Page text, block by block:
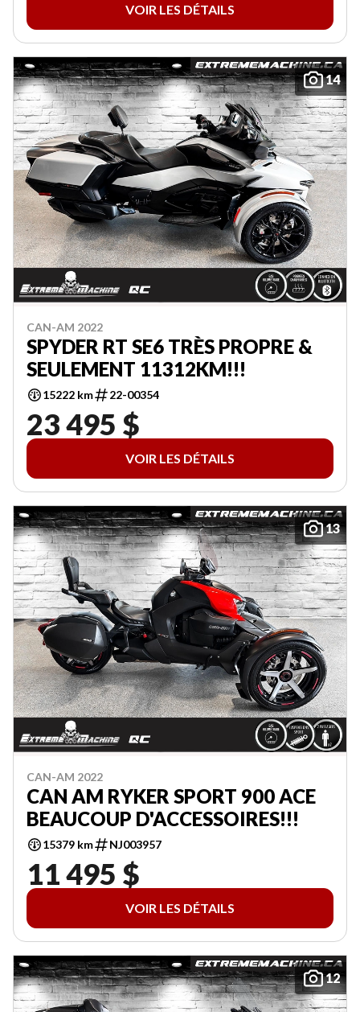
VOIR LES DÉTAILS
14
CAN-AM 2022
SPYDER RT SE6 TRÈS PROPRE &
SEULEMENT 11312KM!!!
15222 km 22-00354
23 495 $
VOIR LES DÉTAILS
13
CAN-AM 2022
CAN AM RYKER SPORT 900 ACE
BEAUCOUP D'ACCESSOIRES!!!
15379 km NJ003957
11 495 $
VOIR LES DÉTAILS
12